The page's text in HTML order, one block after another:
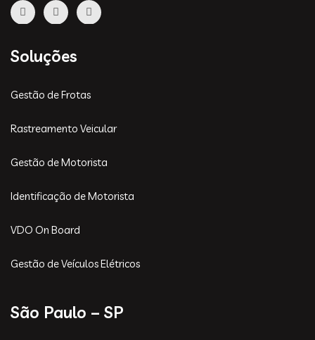
Soluções
Gestão de Frotas
Rastreamento Veicular
Gestão de Motorista
Identificação de Motorista
VDO On Board
Gestão de Veículos Elétricos
São Paulo – SP